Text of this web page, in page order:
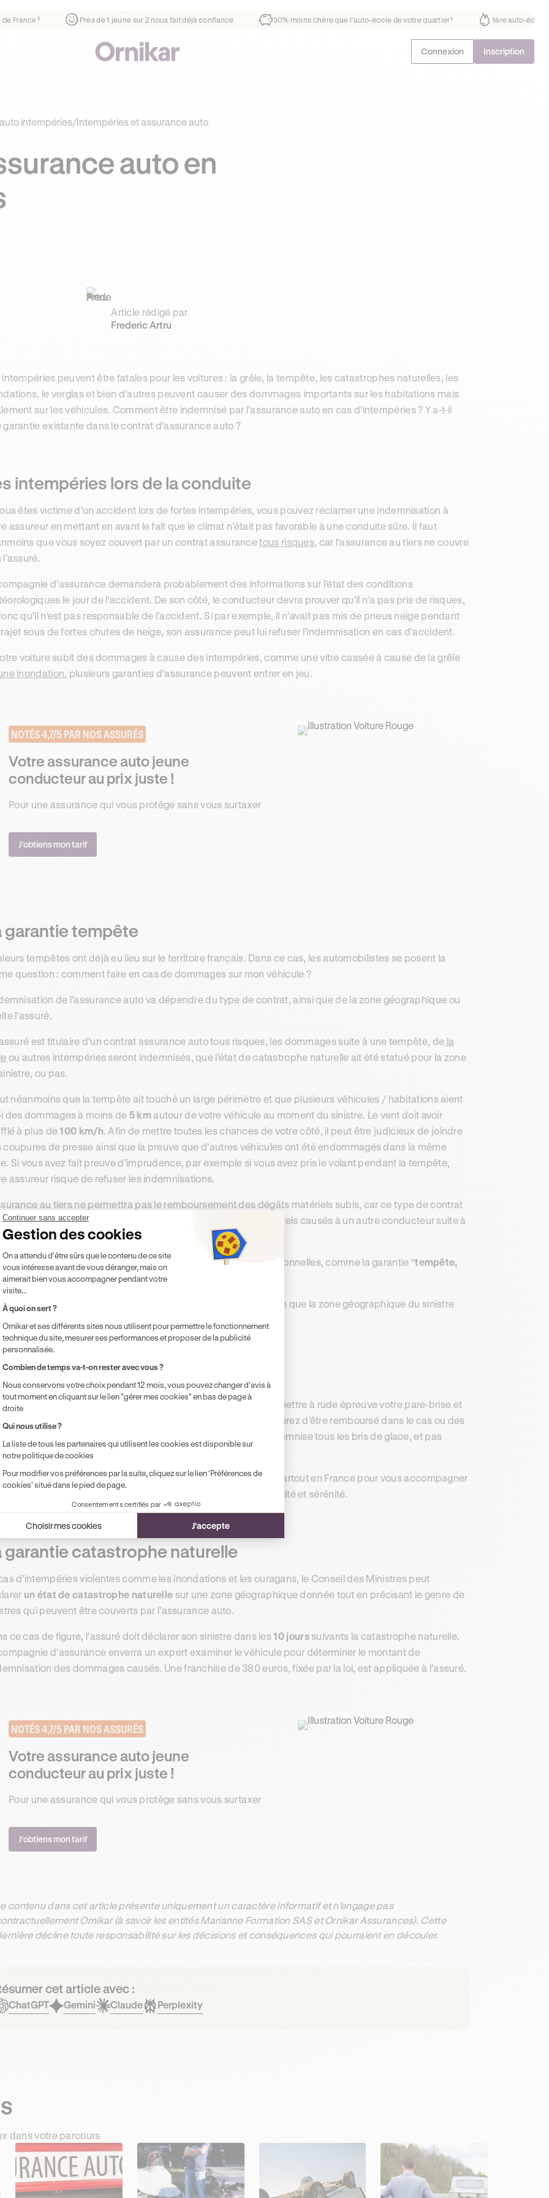
¹ 1ère auto-école de France³ Près de 1 jeune sur 2 nous fait déjà confiance 30% moins chère que l’auto-école de votre
Connexion Inscription
intempéries/Intempéries et assurance auto
auto en
Article rédigé par
Frederic Artru
intempéries peuvent être fatales pour les voitures : la grêle, la tempête, les catastrophes naturelles, les
le verglas et bien d’autres peuvent causer des dommages importants sur les habitations mais
sur les véhicules. Comment être indemnisé par l’assurance auto en cas d’intempéries ? Y a-t-il
garantie existante dans le contrat d’assurance auto ?
intempéries lors de la conduite
êtes victime d’un accident lors de fortes intempéries, vous pouvez réclamer une indemnisation à
assureur en mettant en avant le fait que le climat n’était pas favorable à une conduite sûre. Il faut
que vous soyez couvert par un contrat assurancetous risques, car l’assurance au tiers ne couvre
l’assuré.
d’assurance demandera probablement des informations sur l’état des conditions
le jour de l’accident. De son côté, le conducteur devra prouver qu’il n’a pas pris de risques,
qu’il n’est pas responsable de l’accident. Si par exemple, il n’avait pas mis de pneus neige pendant
sous de fortes chutes de neige, son assurance peut lui refuser l’indemnisation en cas d’accident.
voiture subit des dommages à cause des intempéries, comme une vitre cassée à cause de la grêle
inondation, plusieurs garanties d’assurance peuvent entrer en jeu.
NOTÉS 4,7/5 PAR NOS ASSURÉS
Votre assurance auto jeune
conducteur au prix juste !
Pour une assurance qui vous protège sans vous surtaxer
J’obtiens mon tarif
garantie tempête
tempêtes ont déjà eu lieu sur le territoire français. Dans ce cas, les automobilistes se posent la
question : comment faire en cas de dommages sur mon véhicule ?
de l’assurance auto va dépendre du type de contrat, ainsi que de la zone géographique ou
l’assuré.
est titulaire d’un contrat assurance auto tous risques, les dommages suite à une tempête, de la
ou autres intempéries seront indemnisés, que l’état de catastrophe naturelle ait été statué pour la zone
ou pas.
néanmoins que la tempête ait touché un large périmètre et que plusieurs véhicules / habitations aient
des dommages à moins de 5 km autour de votre véhicule au moment du sinistre. Le vent doit avoir
à plus de100 km/h. Afin de mettre toutes les chances de votre côté, il peut être judicieux de joindre
coupures de presse ainsi que la preuve que d’autres véhicules ont été endommagés dans la même
Si vous avez fait preuve d’imprudence, par exemple si vous avez pris le volant pendant la tempête,
assureur risque de refuser les indemnisations.
au tiers ne permettra pas le remboursement des dégâts matériels subis, car ce type de contrat
juste le remboursement des dommages matériels et corporels causés à un autre conducteur suite à
responsable.
d’assurance auto peut être étendu avec des garanties optionnelles, comme la garantie “tempête,
climatiques, forces de la nature
y a souscrit, il peut espérer une indemnisation à condition que la zone géographique du sinistre
déclarée en condition de catastrophe naturelle.
garantie bris de glace
éléments extérieurs comme les tempêtes ou la grêle peuvent mettre à rude épreuve votre pare-brise et
En souscrivant à la garantie
, vous vous assurez d’être remboursé dans le cas ou des
abîmeraient votre véhicule. De plus, cette garantie indemnise tous les bris de glace, et pas
ceux liés spécialement à des évènements climatiques.
Ornikar, nous disposons d’unréseau de partenairesagréés partout en France pour vous accompagner
étape de votre sinistre, afin de vous garantir rapidité, qualité et sérénité.
garantie catastrophe naturelle
d’intempéries violentes comme les inondations et les ouragans, le Conseil des Ministres peut
un état de catastrophe naturelle sur une zone géographique donnée tout en précisant le genre de
qui peuvent être couverts par l’assurance auto.
ce cas de figure, l’assuré doit déclarer son sinistre dans les10 jourssuivants la catastrophe naturelle.
d’assurance enverra un expert examiner le véhicule pour déterminer le montant de
des dommages causés. Une franchise de 380 euros, fixée par la loi, est appliquée à l’assuré.
NOTÉS 4,7/5 PAR NOS ASSURÉS
Votre assurance auto jeune
conducteur au prix juste !
Pour une assurance qui vous protège sans vous surtaxer
J'obtiens mon tarif
contenu dans cet article présente uniquement un caractère informatif et n’engage pas
Ornikar (à savoir les entités Marianne Formation SAS et Ornikar Assurances). Cette
décline toute responsabilité sur les décisions et conséquences qui pourraient en découler.
cet article avec :
ChatGPT Gemini Claude Perplexity
dans votre parcours
Continuer sans accepter
Gestion des cookies
Plateforme de Gestion du Consentement : Personnalisez vos Options
On a attendu d'être sûrs que le contenu de ce site
vous intéresse avant de vous déranger, mais on
aimerait bien vous accompagner pendant votre
visite...
À quoi on sert ?
Ornikar et ses différents sites nous utilisent pour permettre le fonctionnement
technique du site, mesurer ses performances et proposer de la publicité
personnalisée.
Combien de temps va-t-on rester avec vous ?
Nous conservons votre choix pendant 12 mois, vous pouvez changer d'avis à
tout moment en cliquant sur le lien "gérer mes cookies" en bas de page à
droite
Qui nous utilise ?
La liste de tous les partenaires qui utilisent les cookies est disponible sur
notre politique de cookies
Pour modifier vos préférences par la suite, cliquez sur le lien 'Préférences de
cookies' situé dans le pied de page.
Consentements certifiés par
Choisir mes cookies J'accepte
Axeptio consent